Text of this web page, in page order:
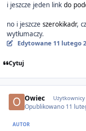
i jeszcze jeden link do
no i jeszcze szerokikadr,
wytłumaczy.
Edytowane 11 lutego
Cytuj
Owiec Użytkownicy
Opublikowano 11
AUTOR